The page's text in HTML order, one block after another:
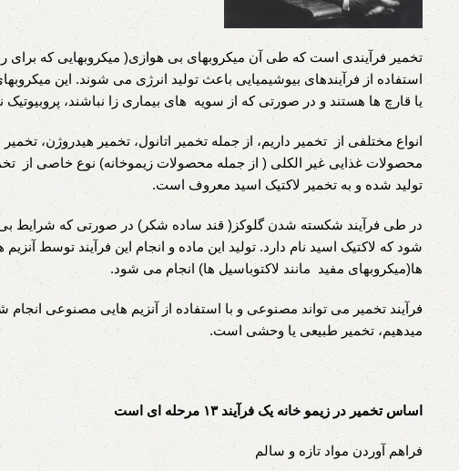
تخمیر فرآیندی است که طی آن میکروبهای بی هوازی( میکروبهایی که برای
استفاده از فرآیندهای بیوشیمیایی باعث تولید انرژی می شوند. این
یا قارچ ها هستند و در صورتی که از سویه های بیماری زا نباشند،
انواع مختلفی از تخمیر داریم، از جمله تخمیر اتانول، تخمیر هیدروژن،
محصولات غذایی غیر الکلی ( از جمله محصولات زیموخانه) نوع خاصی از
تولید شده و به تخمیر لاکتیک اسید معروف است.
در طی فرآیند شکسته شدن گلوکز( قند ساده شکر) در صورتی که شرایط بی
شود که لاکتیک اسید نام دارد. تولید این ماده و انجام این فرآیند توسط آنزیم
ها(میکروبهای مفید مانند لاکتوباسیل ها) انجام می شود.
فرآیند تخمیر می تواند مصنوعی و با استفاده از آنزیم هایی مصنوعی
میدهیم، تخمیر طبیعی یا وحشی است.
اساس تخمیر در زیمو خانه یک فرآیند ۱۳ مرحله ای است
فراهم آوردن مواد تازه و سالم